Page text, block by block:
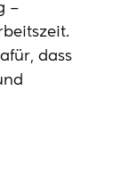
–
dass